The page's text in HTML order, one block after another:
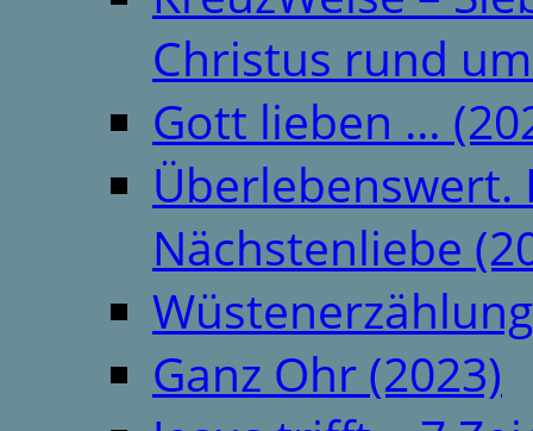
Christus rund
Gott lieben …
Überlebenswert.
Nächstenliebe
Ganz Ohr (2023)